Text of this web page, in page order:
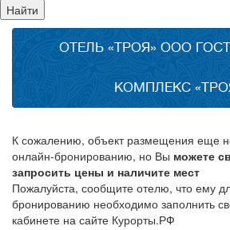
Найти
ОТЕЛЬ «ТРОЯ» ООО
КОМПЛЕКС
К сожалению, объект размещения еще
онлайн-бронированию, но Вы можете
запросить цены и наличите мест
Пожалуйста, сообщите отелю, что ему
бронированию необходимо заполнить
кабинете на сайте Курорты.РФ